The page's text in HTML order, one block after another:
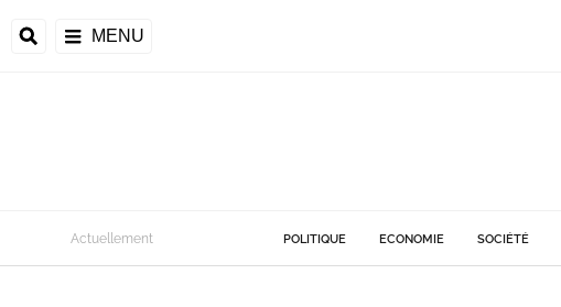
MENU
Actuellement POLITIQUE ECONOMIE SOCIÉTÉ